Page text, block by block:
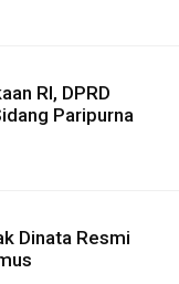
RI, DPRD
Paripurna
Dinata Resmi